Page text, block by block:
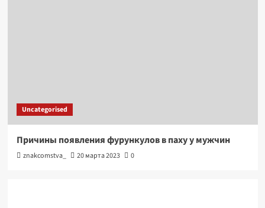
Uncategorised
Причины появления фурункулов в паху у мужчин
znakcomstva_ 20 марта 2023 0